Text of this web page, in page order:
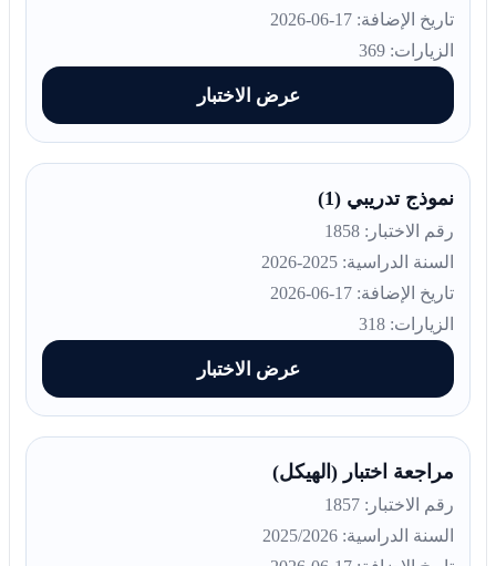
تاريخ الإضافة: 17-06-2026
الزيارات: 369
عرض الاختبار
نموذج تدريبي (1)
رقم الاختبار: 1858
السنة الدراسية: 2025-2026
تاريخ الإضافة: 17-06-2026
الزيارات: 318
عرض الاختبار
مراجعة اختبار (الهيكل)
رقم الاختبار: 1857
السنة الدراسية: 2025/2026